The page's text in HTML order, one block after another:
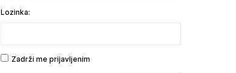
Lozinka:
Zadrži me prijavljenim